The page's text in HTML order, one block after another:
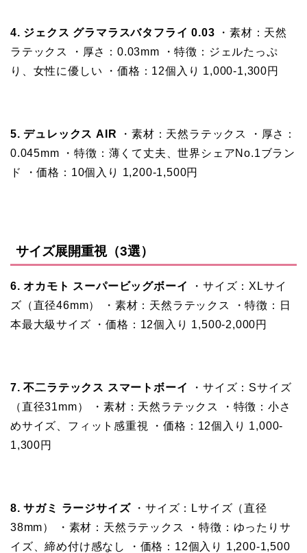
4. ジェクス グラマラスバタフライ 0.03 ・素材：天然
ラテックス ・厚さ：0.03mm ・特徴：ジェルたっぷ
り、女性に優しい ・価格：12個入り 1,000-1,300円
5. デュレックス AIR ・素材：天然ラテックス ・厚さ：
0.045mm ・特徴：薄くて丈夫、世界シェアNo.1ブラン
ド ・価格：10個入り 1,200-1,500円
サイズ展開重視（3選）
6. オカモト スーパービッグボーイ
・サイズ：XLサイ
ズ（直径46mm） ・素材：天然ラテックス ・特徴：日
本最大級サイズ ・価格：12個入り 1,500-2,000円
7. 不二ラテックス スマートボーイ
・サイズ：Sサイズ
（直径31mm） ・素材：天然ラテックス ・特徴：小さ
めサイズ、フィット感重視 ・価格：12個入り 1,000-
1,300円
8. サガミ ラージサイズ・サイズ：Lサイズ（直径
38mm） ・素材：天然ラテックス ・特徴：ゆったりサ
イズ、締め付け感なし ・価格：12個入り 1,200-1,500